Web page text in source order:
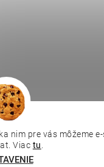
nim pre vás môžeme
Viac tu